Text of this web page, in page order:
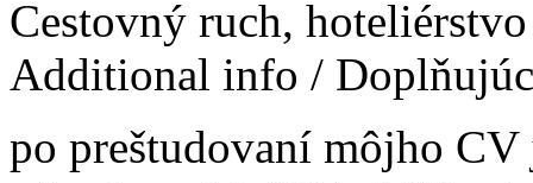
Cestovný ruch, hoteliérstvo
Additional info /
po preštudovaní môjho